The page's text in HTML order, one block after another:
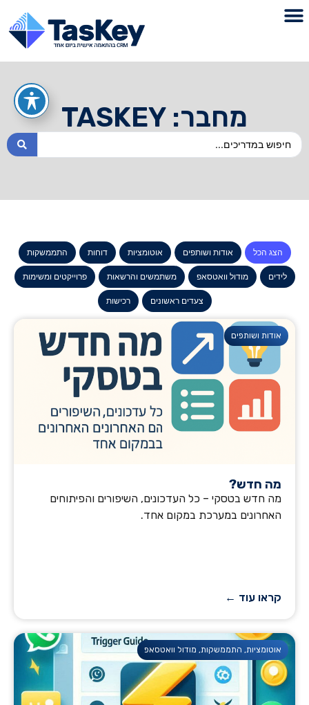
מחבר: TASKEY
הצג הכל אודות ושותפים אוטומציות דוחות התממשקות
לידים מודול וואטסאפ משתמשים והרשאות פרוייקטים ומשימות
צעדים ראשונים רכישות
אודות ושותפים
מה חדש?
מה חדש בטסקי – כל העדכונים, השיפורים והפיתוחים
האחרונים במערכת במקום אחד.
קראו עוד ←
אוטומציות, התממשקות, מודול וואטסאפ